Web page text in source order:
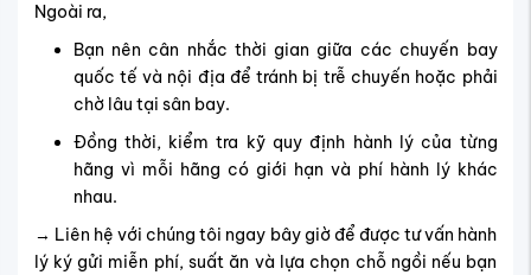
Ngoài ra,
Bạn nên cân nhắc thời gian giữa các chuyến bay
quốc tế và nội địa để tránh bị trễ chuyến hoặc phải
chờ lâu tại sân bay.
Đồng thời, kiểm tra kỹ quy định hành lý của từng
hãng vì mỗi hãng có giới hạn và phí hành lý khác
nhau.
→ Liên hệ với chúng tôi ngay bây giờ để được tư vấn hành
lý ký gửi miễn phí, suất ăn và lựa chọn chỗ ngồi nếu bạn